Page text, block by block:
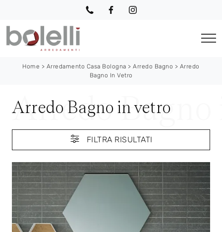
Home > Arredamento Casa Bologna >Arredo Bagno > Arredo
Bagno In Vetro
Arredo Bagno in vetro
FILTRA RISULTATI